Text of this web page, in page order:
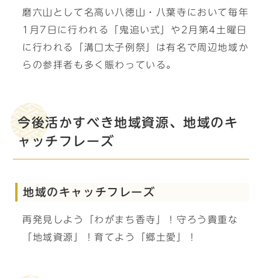
磨六山として名高い八徳山・八葉寺において毎年
1月7日に行われる「鬼追い式」や2月第4土曜日
に行われる「溝口太子例祭」は有名で周辺地域か
らの参拝者も多く賑わっている。
今後活かすべき地域資源、地域のキ
ャッチフレーズ
地域のキャッチフレーズ
再発見しよう「わがまち香寺」！守ろう貴重な
「地域資源」！育てよう「郷土愛」！